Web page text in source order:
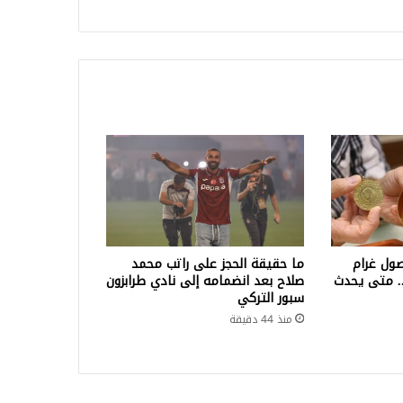
غرام
ليرة.. متى يحدث
ما حقيقة الحجز على راتب محمد
صلاح بعد انضمامه إلى نادي طرابزون
سبور التركي
منذ 44 دقيقة